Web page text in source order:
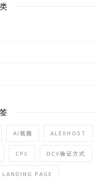
AI视频 ALEXHOST
CPC DCV验证方式
LANDING PAGE